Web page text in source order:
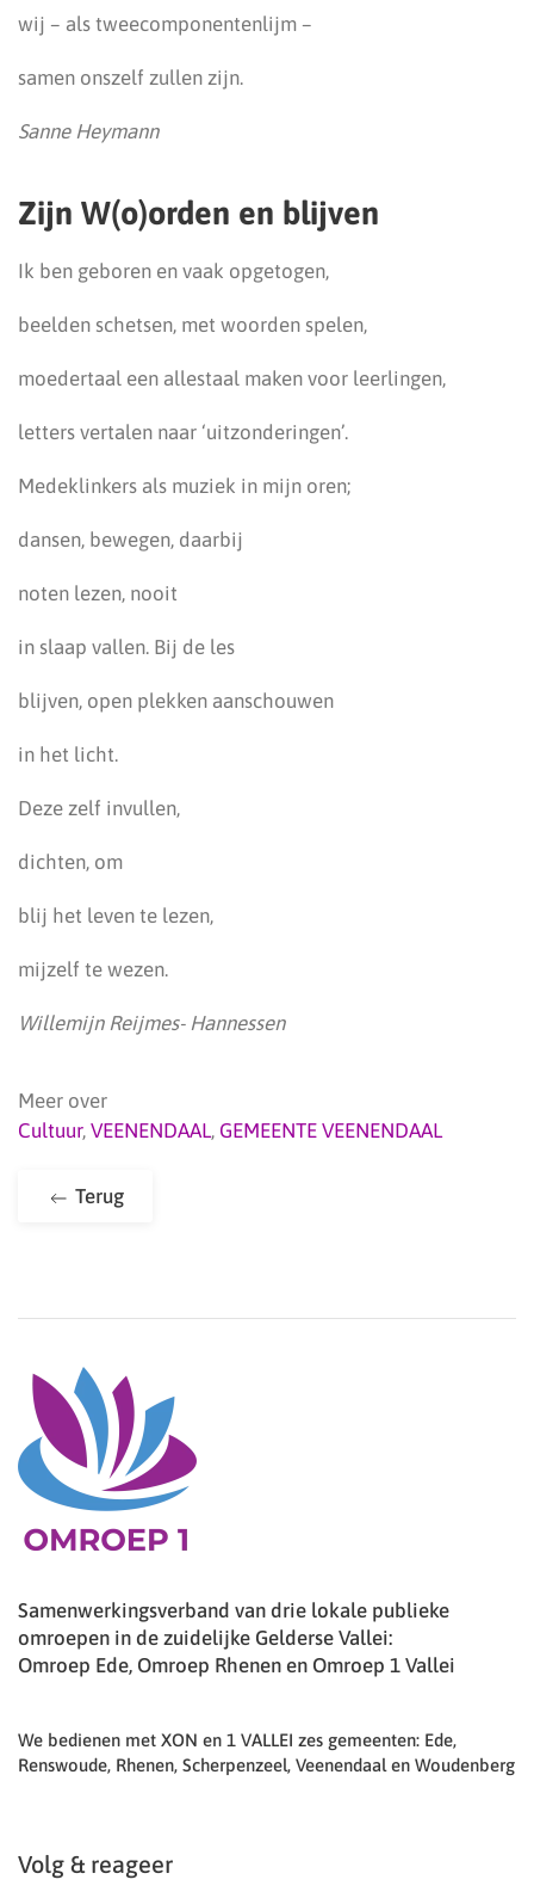
wij – als tweecomponentenlijm –
samen onszelf zullen zijn.
Sanne Heymann
Zijn W(o)orden en blijven
Ik ben geboren en vaak opgetogen,
beelden schetsen, met woorden spelen,
moedertaal een allestaal maken voor leerlingen,
letters vertalen naar ‘uitzonderingen’.
Medeklinkers als muziek in mijn oren;
dansen, bewegen, daarbij
noten lezen, nooit
in slaap vallen. Bij de les
blijven, open plekken aanschouwen
in het licht.
Deze zelf invullen,
dichten, om
blij het leven te lezen,
mijzelf te wezen.
Willemijn Reijmes- Hannessen
Meer over
Cultuur, VEENENDAAL, GEMEENTE VEENENDAAL
Terug
Samenwerkingsverband van drie lokale publieke
omroepen in de zuidelijke Gelderse Vallei:
Omroep Ede, Omroep Rhenen en Omroep 1 Vallei
We bedienen met XON en 1 VALLEI zes gemeenten: Ede,
Renswoude, Rhenen, Scherpenzeel, Veenendaal en Woudenberg
Volg & reageer